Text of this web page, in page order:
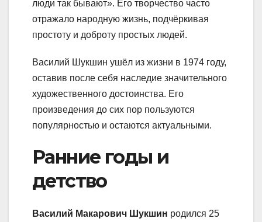
люди так бывают». Его творчество часто
отражало народную жизнь, подчёркивая
простоту и доброту простых людей.
Василий Шукшин ушёл из жизни в 1974 году,
оставив после себя наследие значительного
художественного достоинства. Его
произведения до сих пор пользуются
популярностью и остаются актуальными.
Ранние годы и
детство
Василий Макарович Шукшин родился 25